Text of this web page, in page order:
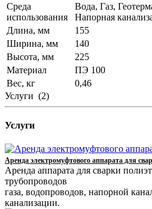
Среда
использования
Вода, Газ,
Напорная
Длина, мм
155
Ширина, мм
140
Высота, мм
225
Материал
ПЭ 100
Вес, кг
0,46
Услуги (2)
Услуги
Аренда электромуфтового аппарата для
Аренда аппарата для сварки
трубопроводов
газа, водопроводов, напорной
канализации.